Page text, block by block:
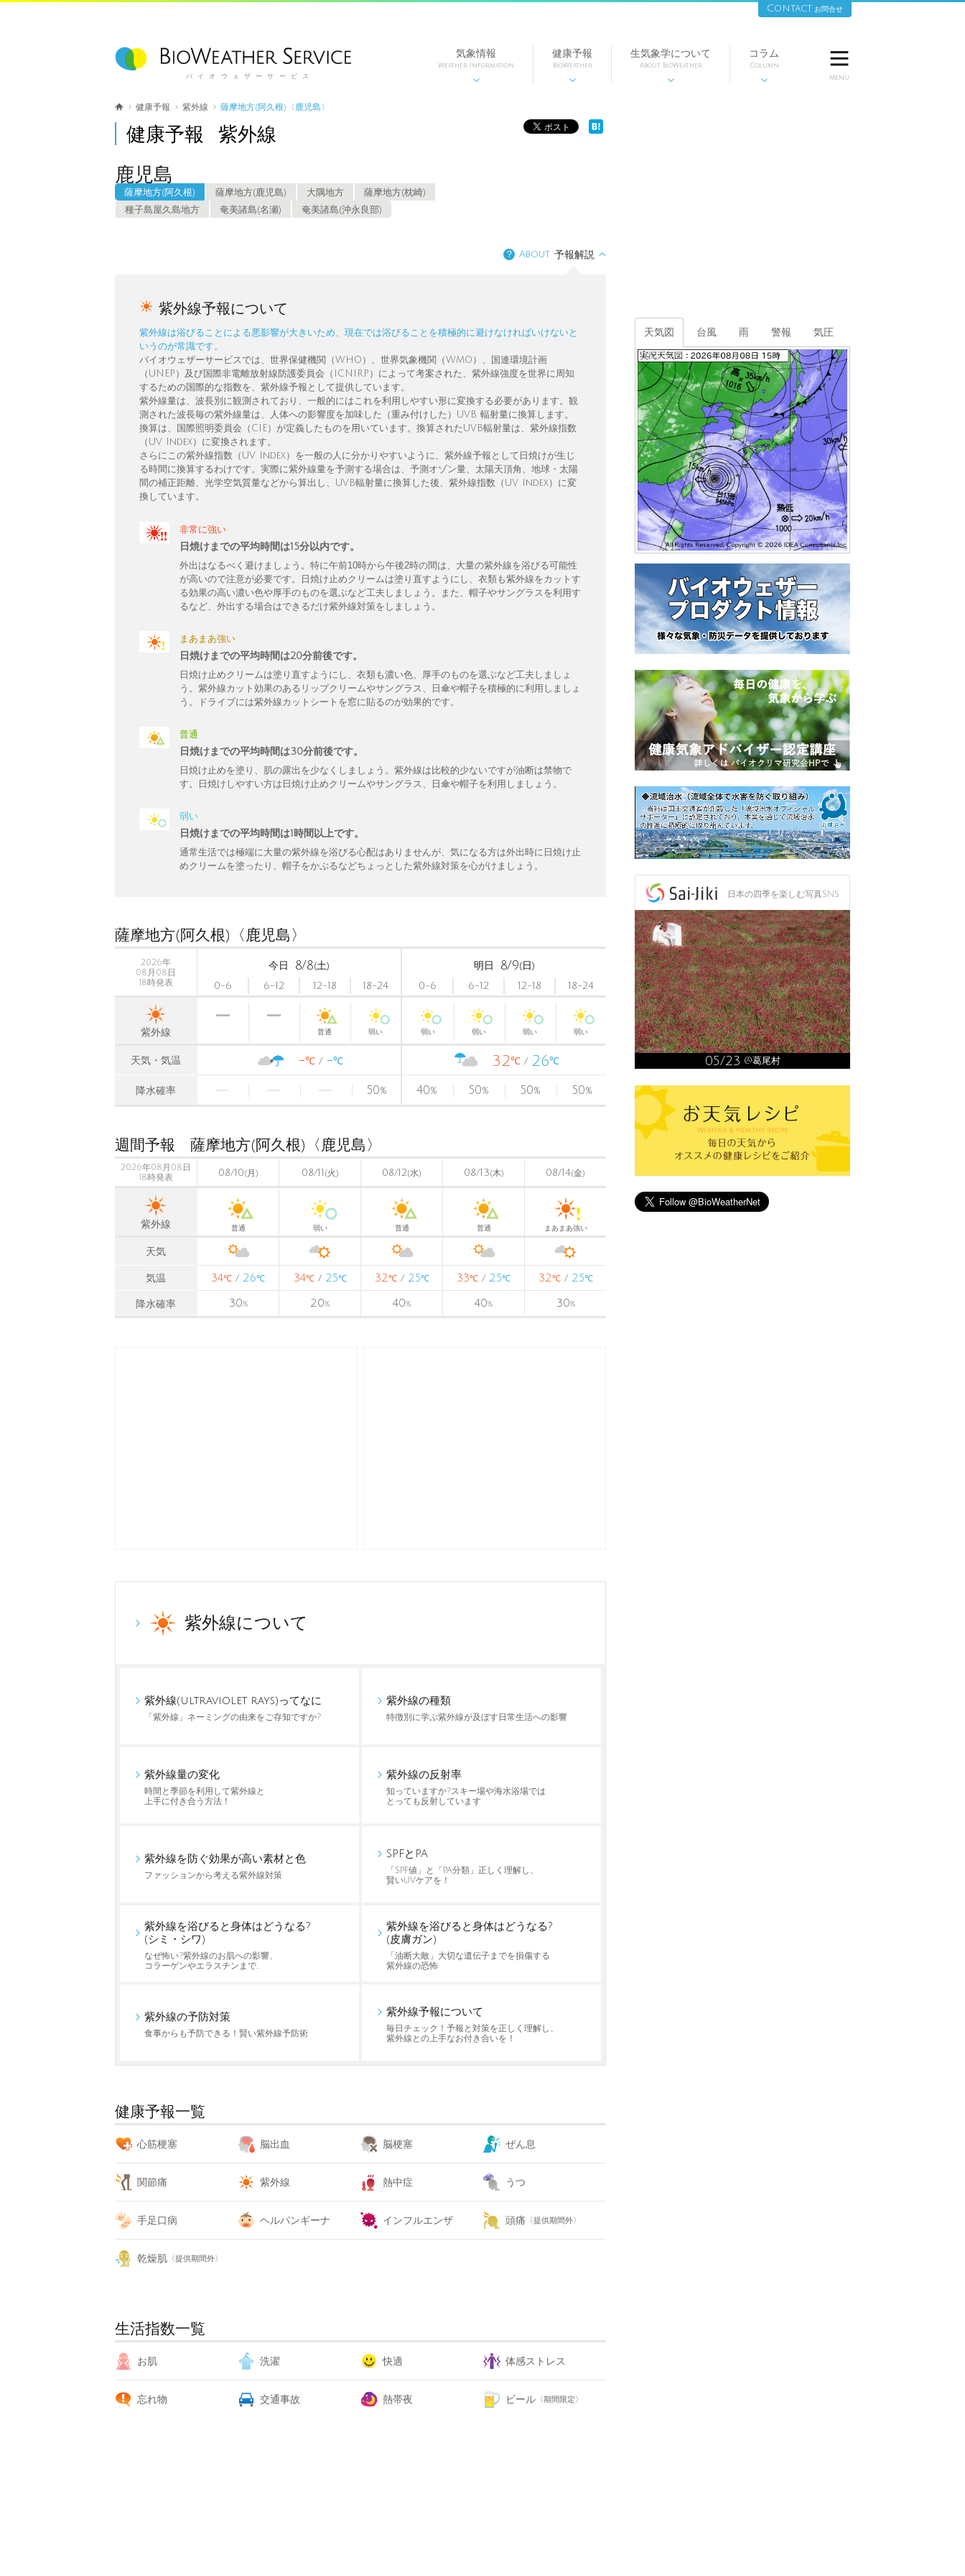
バイオウェザーサービス
気象情報
Weather Information

健康予報
BioWeather

生気象学について
About BioWeather

コラム
Column


Menu
健康予報 紫外線 薩摩地方(阿久根)〈鹿児島〉
健康予報 紫外線
鹿児島
薩摩地方(阿久根) 薩摩地方(鹿児島) 大隅地方
薩摩地方(枕崎)
種子島屋久島地方
奄美諸島(名瀬) 奄美諸島(沖永良部)
？ About 予報解説
紫外線予報について
紫外線は浴びることによる悪影響が大きいため、現在では浴びることを積極的に避けなければいけないと
いうのが常識です。
バイオウェザーサービスでは、世界保健機関（WHO）、世界気象機関（WMO）、国連環境計画
（UNEP）及び国際非電離放射線防護委員会（ICNIRP）によって考案された、紫外線強度を世界に周知
するための国際的な指数を、紫外線予報として提供しています。
紫外線量は、波長別に観測されており、一般的にはこれを利用しやすい形に変換する必要があります。観
測された波長毎の紫外線量は、人体への影響度を加味した（重み付けした）UVB 輻射量に換算します。
換算は、国際照明委員会（CIE）が定義したものを用いています。換算されたUVB輻射量は、紫外線指数
（UV Index）に変換されます。
さらにこの紫外線指数（UV Index）を一般の人に分かりやすいように、紫外線予報として日焼けが生じ
る時間に換算するわけです。実際に紫外線量を予測する場合は、予測オゾン量、太陽天頂角、地球・太陽
間の補正距離、光学空気質量などから算出し、UVB輻射量に換算した後、紫外線指数（UV Index）に変
換しています。
非常に強い
日焼けまでの平均時間は15分以内です。
外出はなるべく避けましょう。特に午前10時から午後2時の間は、大量の紫外線を浴びる可能性
が高いので注意が必要です。日焼け止めクリームは塗り直すようにし、衣類も紫外線をカットす
る効果の高い濃い色や厚手のものを選ぶなど工夫しましょう。また、帽子やサングラスを利用す
るなど、外出する場合はできるだけ紫外線対策をしましょう。
まあまあ強い
日焼けまでの平均時間は20分前後です。
日焼け止めクリームは塗り直すようにし、衣類も濃い色、厚手のものを選ぶなど工夫しましょ
う。紫外線カット効果のあるリップクリームやサングラス、日傘や帽子を積極的に利用しましょ
う。ドライブには紫外線カットシートを窓に貼るのが効果的です。
普通
日焼けまでの平均時間は30分前後です。
日焼け止めを塗り、肌の露出を少なくしましょう。紫外線は比較的少ないですが油断は禁物で
す。日焼けしやすい方は日焼け止めクリームやサングラス、日傘や帽子を利用しましょう。
弱い
日焼けまでの平均時間は1時間以上です。
通常生活では極端に大量の紫外線を浴びる心配はありませんが、気になる方は外出時に日焼け止
めクリームを塗ったり、帽子をかぶるなどちょっとした紫外線対策を心がけましょう。
薩摩地方(阿久根)〈鹿児島〉
2026年
08月08日
18時発表
今日 8/8(土)
0-6
6-12 12-18 18-24
明日 8/9(日)
0-6
6-12 12-18 18-24
紫外線 普通 弱い 弱い 弱い 弱い 弱い
天気・気温 -℃ -℃ 32℃ 26℃
降水確率 50% 40% 50% 50% 50%
週間予報 薩摩地方(阿久根)〈鹿児島〉
2026年08月08日
18時発表
08/10(月) 08/11 (火) 08/12(水) 08/13(木) 08/14(金)
紫外線 普通 弱い 普通 普通 まあまあ強い
天気
気温 34℃ / 26℃ 34℃/ 25℃ 32℃/ 25℃ 33℃ / 25℃ 32℃/ 25℃
降水確率 30% 20% 40% 40% 30%
紫外線について
紫外線(ultraviolet rays)ってなに
「紫外線」ネーミングの由来をご存知ですか?
紫外線の種類
特徴別に学ぶ紫外線が及ぼす日常生活への影響
紫外線量の変化
時間と季節を利用して紫外線と
上手に付き合う方法！
紫外線の反射率
知っていますか?スキー場や海水浴場では
とっても反射しています
紫外線を防ぐ効果が高い素材と色
ファッションから考える紫外線対策
SPFとPA
「SPF値」と「PA分類」正しく理解し、
賢いUVケアを！
紫外線を浴びると身体はどうなる?
(シミ・シワ)
なぜ怖い?紫外線のお肌への影響、
コラーゲンやエラスチンまで…
紫外線を浴びると身体はどうなる?
(皮膚ガン)
「油断大敵」大切な遺伝子までを損傷する
紫外線の恐怖
紫外線の予防対策
食事からも予防できる！賢い紫外線予防術
紫外線予報について
毎日チェック！予報と対策を正しく理解し、
紫外線との上手なお付き合いを！
健康予報一覧
心筋梗塞 脳出血 脳梗塞 ぜん息
関節痛 紫外線 熱中症 うつ
手足口病 ヘルパンギーナ インフルエンザ 頭痛 〈提供期間外〉
乾燥肌 〈提供期間外〉
生活指数一覧
お肌 洗濯 快適 体感ストレス
忘れ物 交通事故 熱帯夜 ビール 〈期間限定〉
天気図 台風 雨 警報 気圧
日本の四季を楽しむ写真SNS
05/23 @葛尾村
Contact お問合せ